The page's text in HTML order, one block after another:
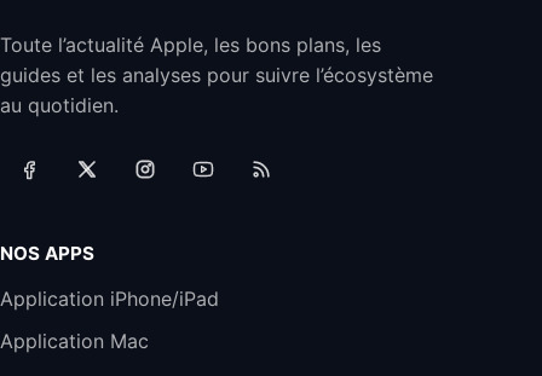
Jabra Biz 2300 - Casque Mono supra-
auriculaire Quick Disconnect - Casque
Filaire avec Microphone Antibruit Pour
Téléphones de Bureau
Harman Kardon SoundSticks 5 Haut-Parleur
289,47€
Toute l’actualité Apple, les bons plans, les
guides et les analyses pour suivre l’écosystème
au quotidien.
NOS APPS
Application iPhone/iPad
Application Mac